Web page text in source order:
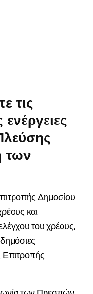
τις
ενέργειες
των
Δημοσίου
και
του χρέους,
Επιτροπής